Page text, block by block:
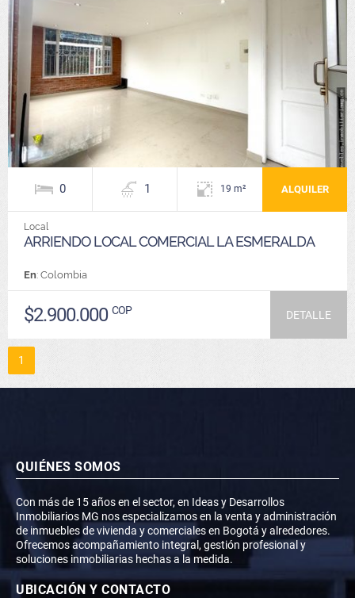
0 1 19 m² ALQUILER
Local
ARRIENDO LOCAL COMERCIAL LA ESMERALDA
En: Colombia
$2.900.000 COP DETALLE
1
QUIÉNES SOMOS
Con más de 15 años en el sector, en Ideas y Desarrollos
Inmobiliarios MG nos especializamos en la venta y administración
de inmuebles de vivienda y comerciales en Bogotá y alrededores.
Ofrecemos acompañamiento integral, gestión profesional y
soluciones inmobiliarias hechas a la medida.
UBICACIÓN Y CONTACTO